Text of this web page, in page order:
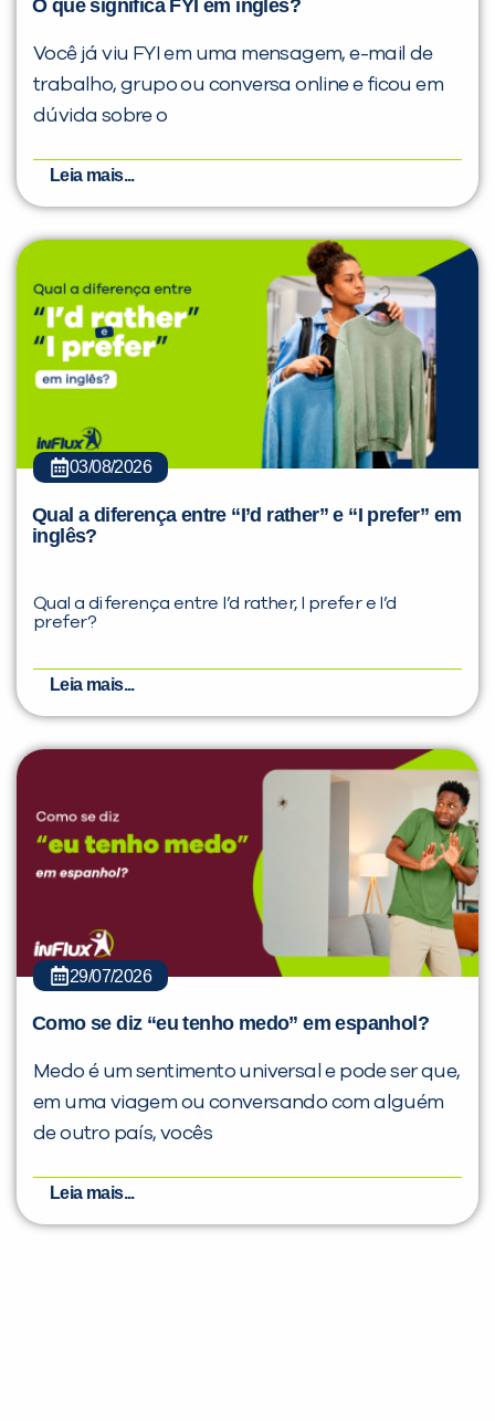
O que significa FYI em inglês?
Você já viu FYI em uma mensagem, e-mail de
trabalho, grupo ou conversa online e ficou em
dúvida sobre o
Leia mais...
03/08/2026
Qual a diferença entre “I’d rather” e “I prefer” em
inglês?
Qual a diferença entre I’d rather, I prefer e I’d
prefer?
Leia mais...
29/07/2026
Como se diz “eu tenho medo” em espanhol?
Medo é um sentimento universal e pode ser que,
em uma viagem ou conversando com alguém
de outro país, vocês
Leia mais...